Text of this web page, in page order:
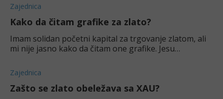
Zajednica
Kako da čitam grafike za zlato?
Imam solidan početni kapital za trgovanje zlatom, ali
mi nije jasno kako da čitam one grafike. Jesu
Zajednica
Zašto se zlato obeležava sa XAU?